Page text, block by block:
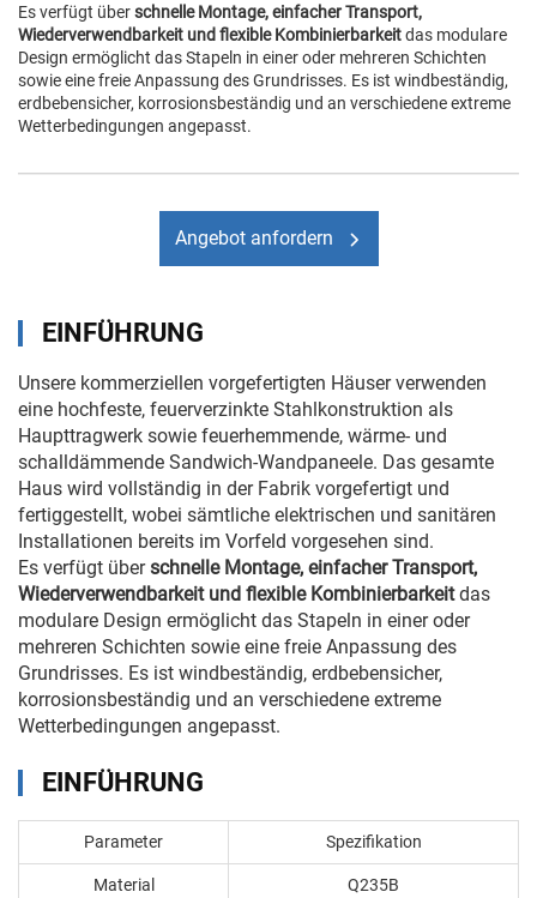
Es verfügt überschnelle Montage, einfacher Transport,
Wiederverwendbarkeit und flexible Kombinierbarkeitdas modulare
Design ermöglicht das Stapeln in einer oder mehreren Schichten
sowie eine freie Anpassung des Grundrisses. Es ist windbeständig,
erdbebensicher, korrosionsbeständig und an verschiedene extreme
Wetterbedingungen angepasst.
Angebot anfordern
EINFÜHRUNG
Unsere kommerziellen vorgefertigten Häuser verwenden
eine hochfeste, feuerverzinkte Stahlkonstruktion als
Haupttragwerk sowie feuerhemmende, wärme- und
schalldämmende Sandwich-Wandpaneele. Das gesamte
Haus wird vollständig in der Fabrik vorgefertigt und
fertiggestellt, wobei sämtliche elektrischen und sanitären
Installationen bereits im Vorfeld vorgesehen sind.
Es verfügt überschnelle Montage, einfacher Transport,
Wiederverwendbarkeit und flexible Kombinierbarkeitdas
modulare Design ermöglicht das Stapeln in einer oder
mehreren Schichten sowie eine freie Anpassung des
Grundrisses. Es ist windbeständig, erdbebensicher,
korrosionsbeständig und an verschiedene extreme
Wetterbedingungen angepasst.
EINFÜHRUNG
Parameter Spezifikation
Material Q235B